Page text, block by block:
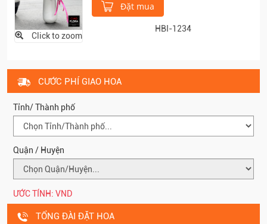
Click to zoom
Đặt mua
HBI-1234
CƯỚC PHÍ GIAO HOA
Tỉnh/ Thành phố
Quận / Huyện
ƯỚC TÍNH: VND
TỔNG ĐÀI ĐẶT HOA